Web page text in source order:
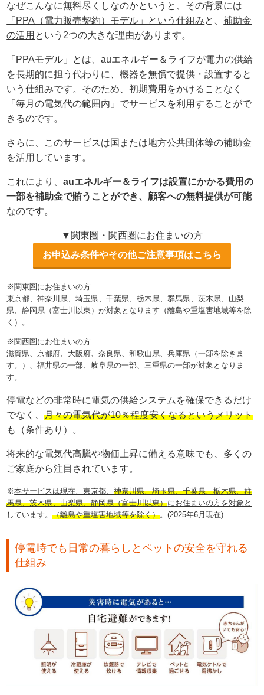
なぜこんなに無料尽くしなのかというと、その背景には
「PPA（電力販売契約）モデル」という仕組みと、補助金
の活用 という2つの大きな理由があります。
「PPAモデル」とは、auエネルギー＆ライフが電力の供給
を長期的に担う代わりに、機器を無償で提供・設置すると
いう仕組みです。そのため、初期費用をかけることなく
「毎月の電気代の範囲内」でサービスを利用することがで
きるのです。
さらに、このサービスは国または地方公共団体等の補助金
を活用しています。
これにより、auエネルギー＆ライフは設置にかかる費用の
一部を補助金で賄うことができ、顧客への無料提供が可能
なのです。
▼関東圏・関西圏にお住まいの方
お申込み条件やその他ご注意事項はこちら
※関東圏にお住まいの方
東京都、神奈川県、埼玉県、千葉県、栃木県、群馬県、茨木県、山梨
県、静岡県（富士川以東）が対象となります（離島や重塩害地域等を除
く）。
※関西圏にお住まいの方
滋賀県、京都府、大阪府、奈良県、和歌山県、兵庫県（一部を除きま
す。）、福井県の一部、岐阜県の一部、三重県の一部が対象となりま
す。
停電などの非常時に電気の供給システムを確保できるだけ
でなく、月々の電気代が10％程度安くなるというメリット
も（条件あり）。
将来的な電気代高騰や物価上昇に備える意味でも、多くの
ご家庭から注目されています。
※本サービスは現在、東京都、神奈川県、埼玉県、千葉県、栃木県、群
馬県、茨木県、山梨県、静岡県（富士川以東）にお住まいの方を対象と
しています。（離島や重塩害地域等を除く）。(2025年6月現在)
停電時でも日常の暮らしとペットの安全を守れる
仕組み